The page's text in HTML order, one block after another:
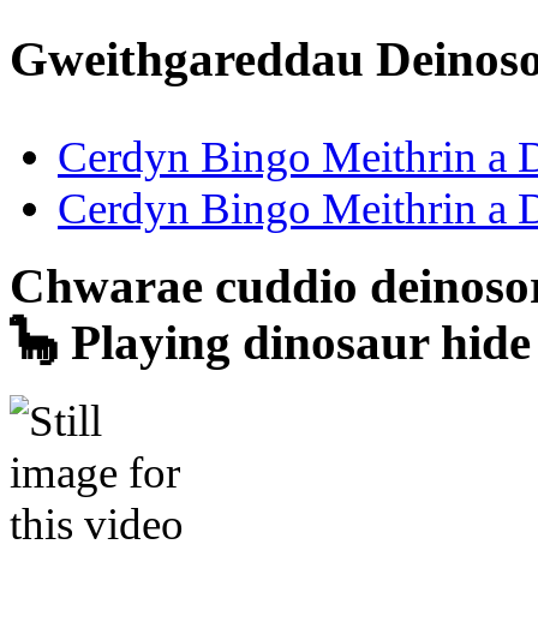
Gweithgareddau
Cerdyn Bingo Meithrin a
Cerdyn Bingo Meithrin a
Chwarae cuddio
🦕 Playing dinosaur